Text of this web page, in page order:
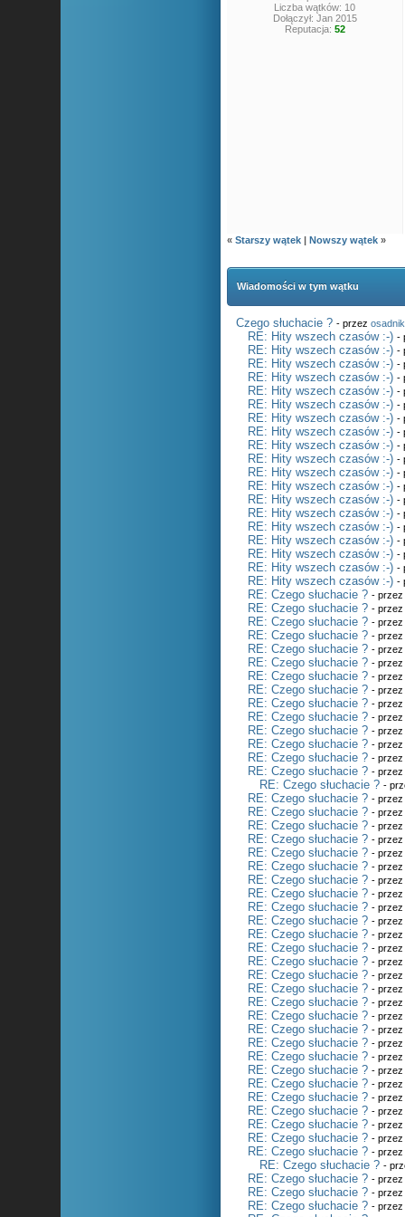
Liczba wątków: 10
Dołączył: Jan 2015
Reputacja: 52
«Starszy wątek |Nowszy wątek »
Wiadomości w tym wątku
Czego słuchacie ? - przezosadnik
RE: Hity wszech czasów :-) -
RE: Hity wszech czasów :-) -
RE: Hity wszech czasów :-) -
RE: Hity wszech czasów :-) -
RE: Hity wszech czasów :-) -
RE: Hity wszech czasów :-) -
RE: Hity wszech czasów :-) -
RE: Hity wszech czasów :-) -
RE: Hity wszech czasów :-) -
RE: Hity wszech czasów :-) -
RE: Hity wszech czasów :-) -
RE: Hity wszech czasów :-) -
RE: Hity wszech czasów :-) -
RE: Hity wszech czasów :-) -
RE: Hity wszech czasów :-) -
RE: Hity wszech czasów :-) -
RE: Hity wszech czasów :-) -
RE: Hity wszech czasów :-) -
RE: Hity wszech czasów :-) -
RE: Czego słuchacie ? -
RE: Czego słuchacie ? - przez
RE: Czego słuchacie ? -
RE: Czego słuchacie ? -
RE: Czego słuchacie ? -
RE: Czego słuchacie ? - przez
RE: Czego słuchacie ? -
RE: Czego słuchacie ? - przez
RE: Czego słuchacie ? -
RE: Czego słuchacie ? -
RE: Czego słuchacie ? - przez
RE: Czego słuchacie ? -
RE: Czego słuchacie ? - przez
RE: Czego słuchacie ? -
RE: Czego słuchacie ? -
RE: Czego słuchacie ? -
RE: Czego słuchacie ? - przez
RE: Czego słuchacie ? -
RE: Czego słuchacie ? -
RE: Czego słuchacie ? -
RE: Czego słuchacie ? - przez
RE: Czego słuchacie ? -
RE: Czego słuchacie ? - przez
RE: Czego słuchacie ? - przez
RE: Czego słuchacie ? -
RE: Czego słuchacie ? -
RE: Czego słuchacie ? -
RE: Czego słuchacie ? -
RE: Czego słuchacie ? -
RE: Czego słuchacie ? -
RE: Czego słuchacie ? - przez
RE: Czego słuchacie ? - przez
RE: Czego słuchacie ? -
RE: Czego słuchacie ? -
RE: Czego słuchacie ? - przez
RE: Czego słuchacie ? -
RE: Czego słuchacie ? -
RE: Czego słuchacie ? -
RE: Czego słuchacie ? -
RE: Czego słuchacie ? -
RE: Czego słuchacie ? - przez
RE: Czego słuchacie ? -
RE: Czego słuchacie ? -
RE: Czego słuchacie ? -
RE: Czego słuchacie ? - przez
RE: Czego słuchacie ? -